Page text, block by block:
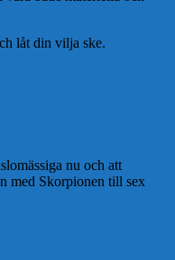
låt din vilja ske.
nu och att
med Skorpionen till sex